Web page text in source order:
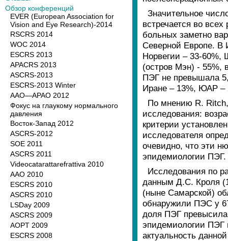
Обзор конференций
EVER (European Association for
Vision and Eye Research)-2014
RSCRS 2014
WOC 2014
ESCRS 2013
APACRS 2013
ASCRS-2013
ESCRS-2013 Winter
AAO—APAO 2012
Фокус на глаукому нормального
давления
Восток-Запад 2012
ASCRS-2012
SOE 2011
ASCRS 2011
Videocatarattarefrattiva 2010
ААО 2010
ESCRS 2010
ASCRS 2010
LSDay 2009
ASCRS 2009
AOPT 2009
ESCRS 2008
Значительное
встречается во
больных заметно
Северной Европе. В
Норвегии – 33-60%,
(остров Мэн) - 55%,
ПЭГ не превышала
Иране – 13%, ЮАР –
По мнению R. Ritch,
исследования:
критерии
исследователя
очевидно, что эти
эпидемиологии ПЭГ.
Исследования по
данным Д.С. Кроля
(ныне Самарской)
обнаружили ПЭС у
доля ПЭГ превысила
эпидемиологии ПЭГ
актуальность